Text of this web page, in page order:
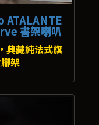
ATALANTE
書架喇叭
典藏純法式旗
架